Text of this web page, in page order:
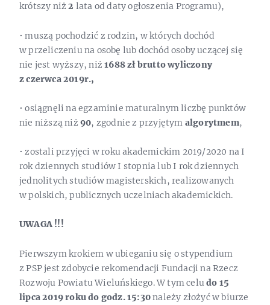
krótszy niż2 lata od daty ogłoszenia Programu),
• muszą pochodzić z rodzin, w których dochód
w przeliczeniu na osobę lub dochód osoby uczącej się
nie jest wyższy, niż1688 zł brutto wyliczony
z czerwca 2019r.,
• osiągnęli na egzaminie maturalnym liczbę punktów
nie niższą niż 90, zgodnie z przyjętym algorytmem,
• zostali przyjęci w roku akademickim 2019/2020 na I
rok dziennych studiów I stopnia lub I rok dziennych
jednolitych studiów magisterskich, realizowanych
w polskich, publicznych uczelniach akademickich.
UWAGA !!!
Pierwszym krokiem w ubieganiu się o stypendium
z PSP jest zdobycie rekomendacji Fundacji na Rzecz
Rozwoju Powiatu Wieluńskiego. W tym celudo 15
lipca 2019 roku do godz. 15:30należy złożyć w biurze